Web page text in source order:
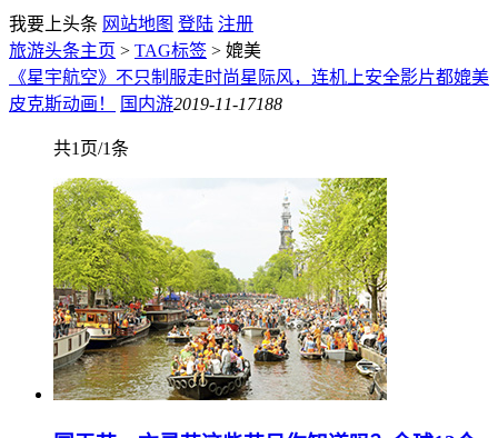
我要上头条 网站地图 登陆 注册
旅游头条主页 > TAG标签 > 媲美
《星宇航空》不只制服走时尚星际风，连机上安全影片都媲美
皮克斯动画！
国内游2019-11-17188
共1页/1条